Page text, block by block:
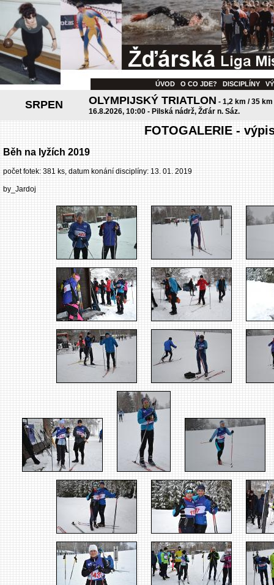
ÚVOD O CO JDE? DISCIPLÍNY
SRPEN OLYMPIJSKÝ TRIATLON - 1,2 km / 35
16.8.2026, 10:00 - Pilská nádrž, Žďár n. Sáz.
FOTOGALERIE -
Běh na lyžích 2019
počet fotek: 381 ks, datum konání disciplíny: 13. 01. 2019
by_Jardoj